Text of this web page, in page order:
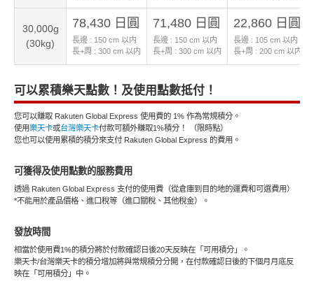
30,000g
(30kg)
78,430 日圓
長邊 : 150 cm 以内
長+周 : 300 cm 以内
71,480 日圓
長邊 : 150 cm 以内
長+周 : 300 cm 以内
22,860 日圓
長邊 : 105 cm 以内
長+周 : 200 cm 以内
可以累積樂天點數！及使用點數抵付！
您可以賺取 Rakuten Global Express 使用費的 1% 作為常規積分。
使用樂天卡或台灣樂天卡付款可額外賺取1%積分！ （限時點）
您也可以使用累積的積分來支付 Rakuten Global Express 的費用。
可獲得及使用點數的服務費用
透過 Rakuten Global Express 支付的使用費（從倉庫到目的地的運費和可選費用）
*不能用於產品價格、進口稅等（進口關稅、其他稅金）。
發放時間
相當於使用費1%的積分將於付款確認日後20天反映在「可用積分」。
樂天卡/台灣樂天卡的積分增加將與常規積分分開，在付款確認日後的下個月月底反
映在「可用積分」中。